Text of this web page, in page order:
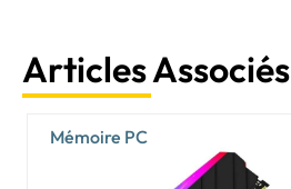
Articles Associés
Mémoire PC